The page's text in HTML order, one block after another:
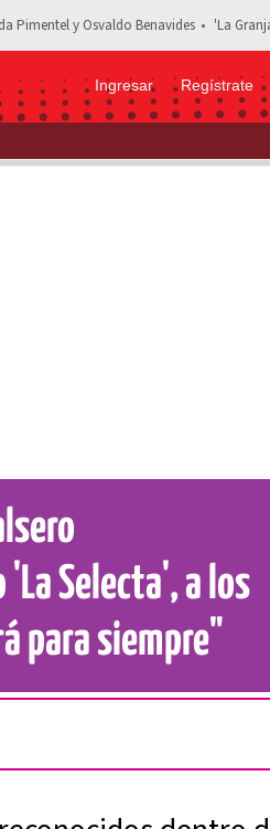
Pimentel y Osvaldo Benavides 'La
Ingresar Regístrate
'La Selecta', a los 84 años:
Selecta', a los
para siempre"